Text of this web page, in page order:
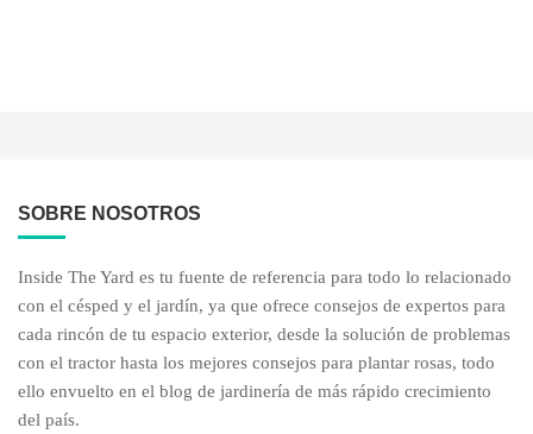
SOBRE NOSOTROS
Inside The Yard es tu fuente de referencia para todo lo relacionado
con el césped y el jardín, ya que ofrece consejos de expertos para
cada rincón de tu espacio exterior, desde la solución de problemas
con el tractor hasta los mejores consejos para plantar rosas, todo
ello envuelto en el blog de jardinería de más rápido crecimiento
del país.